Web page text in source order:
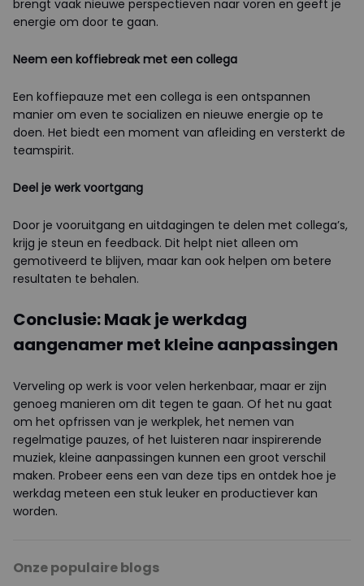
brengt vaak nieuwe perspectieven naar voren en geeft je
energie om door te gaan.
Neem een koffiebreak met een collega
Een koffiepauze met een collega is een ontspannen
manier om even te socializen en nieuwe energie op te
doen. Het biedt een moment van afleiding en versterkt de
teamspirit.
Deel je werk voortgang
Door je vooruitgang en uitdagingen te delen met collega’s,
krijg je steun en feedback. Dit helpt niet alleen om
gemotiveerd te blijven, maar kan ook helpen om betere
resultaten te behalen.
Conclusie: Maak je werkdag
aangenamer met kleine aanpassingen
Verveling op werk is voor velen herkenbaar, maar er zijn
genoeg manieren om dit tegen te gaan. Of het nu gaat
om het opfrissen van je werkplek, het nemen van
regelmatige pauzes, of het luisteren naar inspirerende
muziek, kleine aanpassingen kunnen een groot verschil
maken. Probeer eens een van deze tips en ontdek hoe je
werkdag meteen een stuk leuker en productiever kan
worden.
Onze populaire blogs